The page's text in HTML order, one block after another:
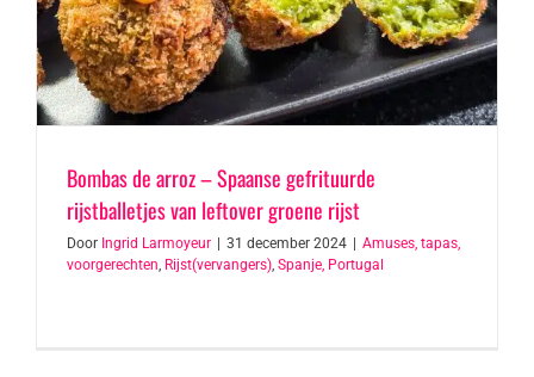
Bombas de arroz – Spaanse gefrituurde
rijstballetjes van leftover groene rijst
Door Ingrid Larmoyeur 31 december 2024
Amuses, tapas,
voorgerechten, Rijst(vervangers), Spanje, Portugal